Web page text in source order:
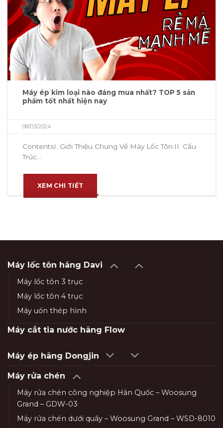
Máy ép kim loại nào đáng mua nhất? TOP 5 sản
phẩm tốt nhất hiện nay
08/03/2024
ContentsI. Giới Thiệu Chung Về Máy Lốc Tôn:II. Cấu
Trúc...
XEM CHI TIẾT
Máy lốc tôn hãng Davi
Máy lốc tôn 3 trục
Máy lốc tôn 4 trục
Máy uốn thép hình
Máy cắt tia nước hãng Flow
Máy ép hãng Dongjin
Máy rửa chén
Máy rửa chén công nghiệp Hàn Quốc – Woosung
Grand – GDW-03
Máy rửa chén dưới quầy – Woosung Grand – WSD-8010